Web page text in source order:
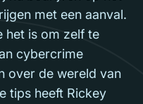
met een aanval.
het is om zelf te
cybercrime
over de wereld van
tips heeft Rickey